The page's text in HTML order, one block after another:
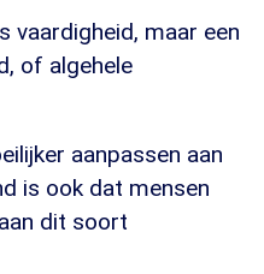
vaardigheid, maar een
of algehele
aanpassen aan
is ook dat mensen
dit soort